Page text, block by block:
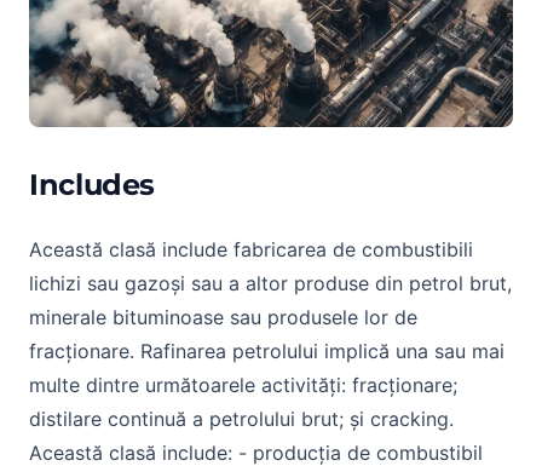
Includes
Această clasă include fabricarea de combustibili
lichizi sau gazoși sau a altor produse din petrol brut,
minerale bituminoase sau produsele lor de
fracționare. Rafinarea petrolului implică una sau mai
multe dintre următoarele activități: fracționare;
distilare continuă a petrolului brut; și cracking.
Această clasă include: - producția de combustibil